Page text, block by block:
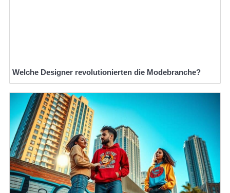
Welche Designer revolutionierten die Modebranche?